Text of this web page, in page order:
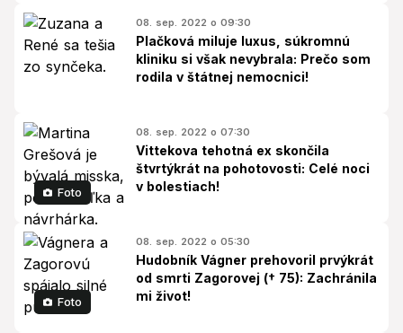
08. sep. 2022 o 09:30
Plačková miluje luxus, súkromnú
kliniku si však nevybrala: Prečo som
rodila v štátnej nemocnici!
Foto
08. sep. 2022 o 07:30
Vittekova tehotná ex skončila
štvrtýkrát na pohotovosti: Celé noci
v bolestiach!
Foto
08. sep. 2022 o 05:30
Hudobník Vágner prehovoril prvýkrát
od smrti Zagorovej († 75): Zachránila
mi život!